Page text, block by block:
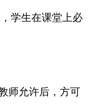
学生在课堂上必
师允许后，方可